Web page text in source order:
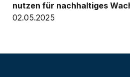
nutzen für nachhaltiges
02.05.2025